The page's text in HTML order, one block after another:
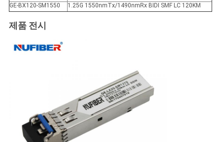
GE-BX120-SM1550
1.25G 1550nmTx/1490nmRx BIDI SMF LC 120KM
제품 전시